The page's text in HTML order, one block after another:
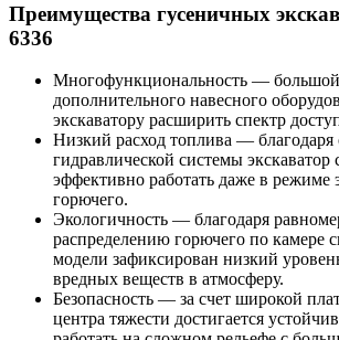
Преимущества гусеничных
6336
Многофункциональность —
дополнительного навесного
экскаватору расширить спектр
Низкий расход топлива — благодаря
гидравлической системы экскаватор
эффективно работать даже в режиме
горючего.
Экологичность — благодаря
распределению горючего по камере
модели зафиксирован низкий
вредных веществ в атмосферу.
Безопасность — за счет широкой
центра тяжести достигается